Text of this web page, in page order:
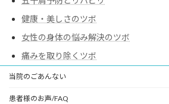
健康・美しさのツボ
女性の身体の悩み解決のツボ
痛みを取り除くツボ
当院のごあんない
患者様のお声/FAQ